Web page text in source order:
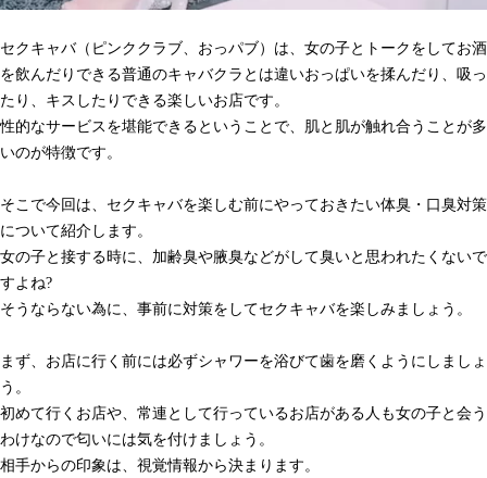
セクキャバ（ピンククラブ、おっパブ）は、女の子とトークをしてお酒
を飲んだりできる普通のキャバクラとは違いおっぱいを揉んだり、吸っ
たり、キスしたりできる楽しいお店です。
性的なサービスを堪能できるということで、肌と肌が触れ合うことが多
いのが特徴です。
そこで今回は、セクキャバを楽しむ前にやっておきたい体臭・口臭対策
について紹介します。
女の子と接する時に、加齢臭や腋臭などがして臭いと思われたくないで
すよね?
そうならない為に、事前に対策をしてセクキャバを楽しみましょう。
まず、お店に行く前には必ずシャワーを浴びて歯を磨くようにしましょ
う。
初めて行くお店や、常連として行っているお店がある人も女の子と会う
わけなので匂いには気を付けましょう。
相手からの印象は、視覚情報から決まります。